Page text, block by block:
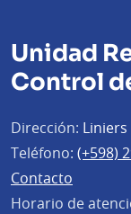
Unidad
Control
Dirección: Liniers
Teléfono: (+598)
Contacto
Horario de